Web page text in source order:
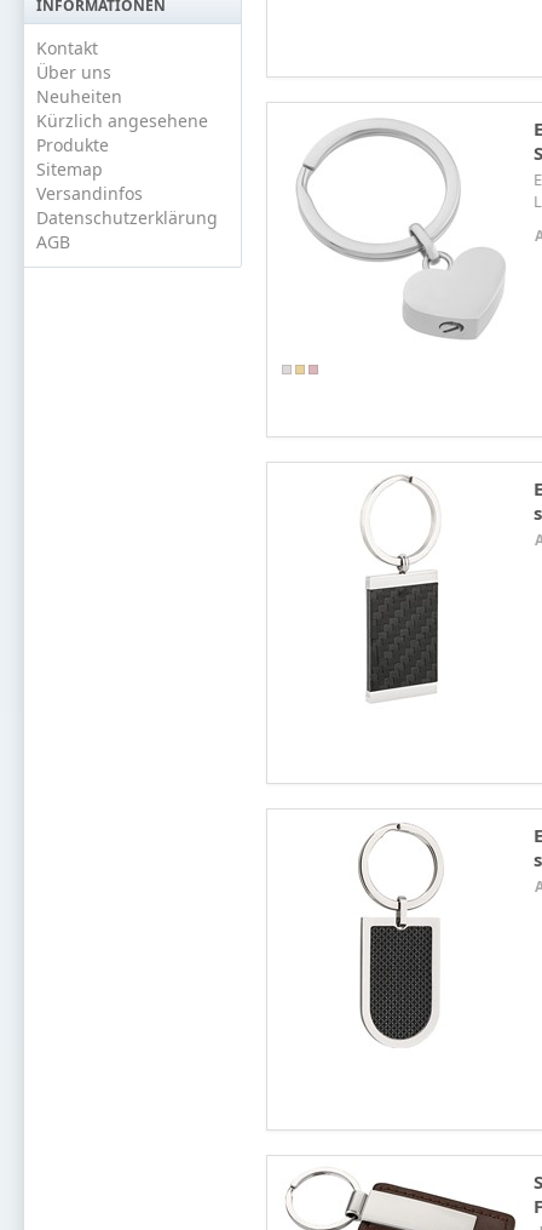
INFORMATIONEN
Kontakt
Über uns
Neuheiten
Kürzlich angesehene
Produkte
Sitemap
Versandinfos
Datenschutzerklärung
AGB